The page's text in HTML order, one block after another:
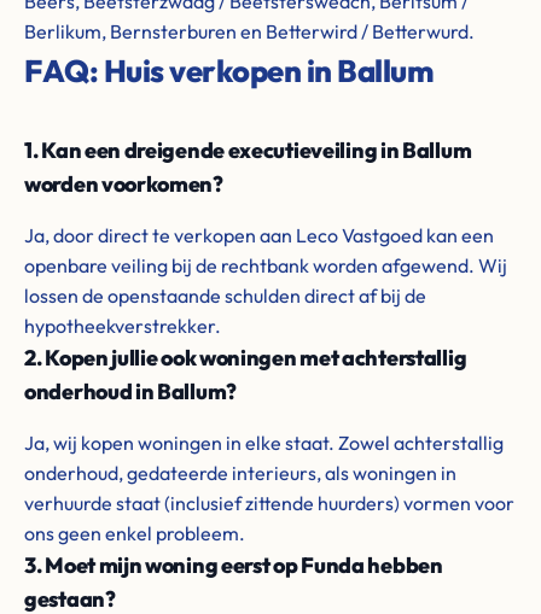
Berlikum, Bernsterburen en Betterwird / Betterwurd.
FAQ: Huis verkopen in Ballum
1. Kan een dreigende executieveiling in Ballum
worden voorkomen?
Ja, door direct te verkopen aan Leco Vastgoed kan een
openbare veiling bij de rechtbank worden afgewend. Wij
lossen de openstaande schulden direct af bij de
hypotheekverstrekker.
2. Kopen jullie ook woningen met achterstallig
onderhoud in Ballum?
Ja, wij kopen woningen in elke staat. Zowel achterstallig
onderhoud, gedateerde interieurs, als woningen in
verhuurde staat (inclusief zittende huurders) vormen voor
ons geen enkel probleem.
3. Moet mijn woning eerst op Funda hebben
gestaan?